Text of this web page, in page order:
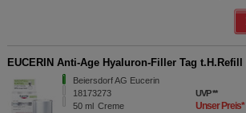
EUCERIN Anti-Age Hyaluron-Filler Tag t.H.Refill
Beiersdorf AG Eucerin
18173273
50 ml Creme
UVP**
Unser Preis*